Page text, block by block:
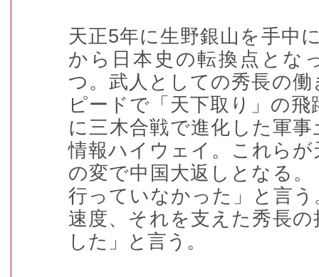
天正5年に生野銀山を手中
から日本史の転換点とな
つ。武人としての秀長の
ピードで「天下取り」の
に三木合戦で進化した軍
情報ハイウェイ。これらが
の変で中国大返しとなる
行っていなかった」と言
速度、それを支えた秀長
した」と言う。